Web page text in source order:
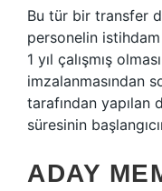
Bu tür bir transfer
personelin
1 yıl çalışmış
imzalanmasından
tarafından yapılan
süresinin
ADAY